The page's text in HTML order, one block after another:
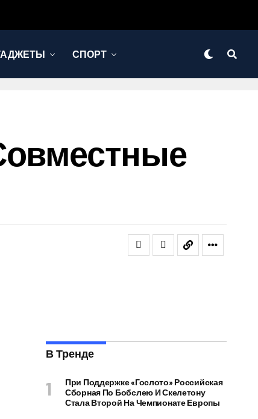
СПОРТ
В Тренде
При Поддержке «Гослото» Российская
Сборная По Бобслею И Скелетону
Стала Второй На Чемпионате Европы